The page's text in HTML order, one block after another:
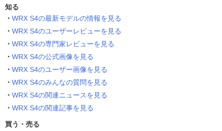
知る
WRX S4の最新モデルの情報を見る
WRX S4のユーザーレビューを見る
WRX S4の専門家レビューを見る
WRX S4の公式画像を見る
WRX S4のユーザー画像を見る
WRX S4のみんなの質問を見る
WRX S4の関連ニュースを見る
WRX S4の関連記事を見る
買う・売る